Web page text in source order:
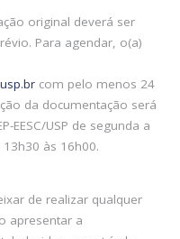
original deverá ser
Para agendar, o(a)
com pelo menos 24
da documentação será
EESC/USP de segunda a
às 16h00.
de realizar qualquer
apresentar a